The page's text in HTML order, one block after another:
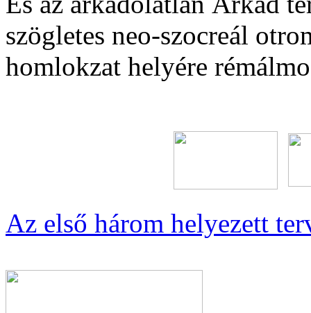
szögletes neo-szocreál
homlokzat helyére
Az első három helyezett